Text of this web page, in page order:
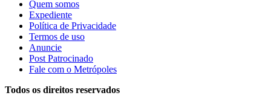
Quem somos
Expediente
Política de Privacidade
Termos de uso
Anuncie
Post Patrocinado
Fale com o Metrópoles
Todos os direitos reservados